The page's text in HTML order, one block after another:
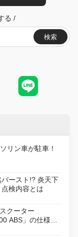
る /
検索
リン車が駐車！
ースト!? 炎天下
検内容とは
クーター
ABS」の仕様を